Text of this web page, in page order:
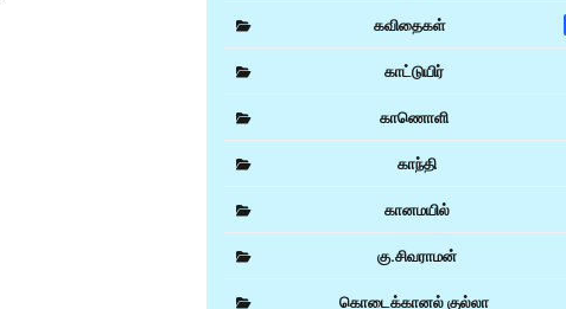
கவிதைகள்
காட்டுயிர்
காணொளி
காந்தி
கானமயில்
கு.சிவராமன்
கொடைக்கானல் குல்லா